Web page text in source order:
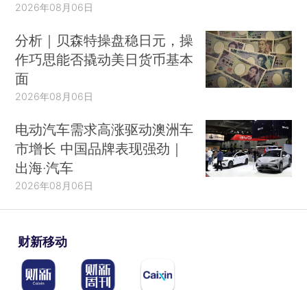
2026年08月06日
分析｜贝森特操盘稳日元，操
作巧思能否撬动美日货币基本
面
2026年08月06日
电动汽车需求高涨驱动澳洲车
市增长 中国品牌表现强劲｜
出海·汽车
2026年08月06日
财新移动